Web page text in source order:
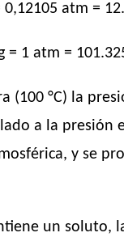
0,12105 atm =
= 1 atm =
(100 °C) la
a la presión
y se
un soluto,